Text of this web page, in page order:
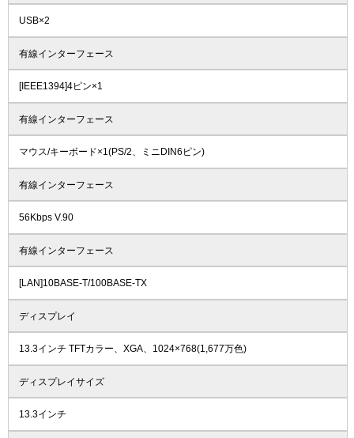
USB×2
有線インターフェース
[IEEE1394]4ピン×1
有線インターフェース
マウス/キーボード×1(PS/2、ミニDIN6ピン)
有線インターフェース
56Kbps V.90
有線インターフェース
[LAN]10BASE-T/100BASE-TX
ディスプレイ
13.3インチ TFTカラー、XGA、1024×768(1,677万色)
ディスプレイサイズ
13.3インチ